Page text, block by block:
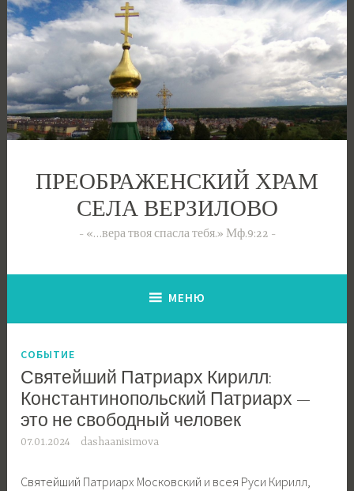
Перейти
к
содержимому
ПРЕОБРАЖЕНСКИЙ ХРАМ
СЕЛА ВЕРЗИЛОВО
«…вера твоя спасла тебя.» Мф.9:22
МЕНЮ
СОБЫТИЕ
Святейший Патриарх Кирилл:
Константинопольский Патриарх —
это не свободный человек
07.01.2024 dashaanisimova
Святейший Патриарх Московский и всея Руси Кирилл,